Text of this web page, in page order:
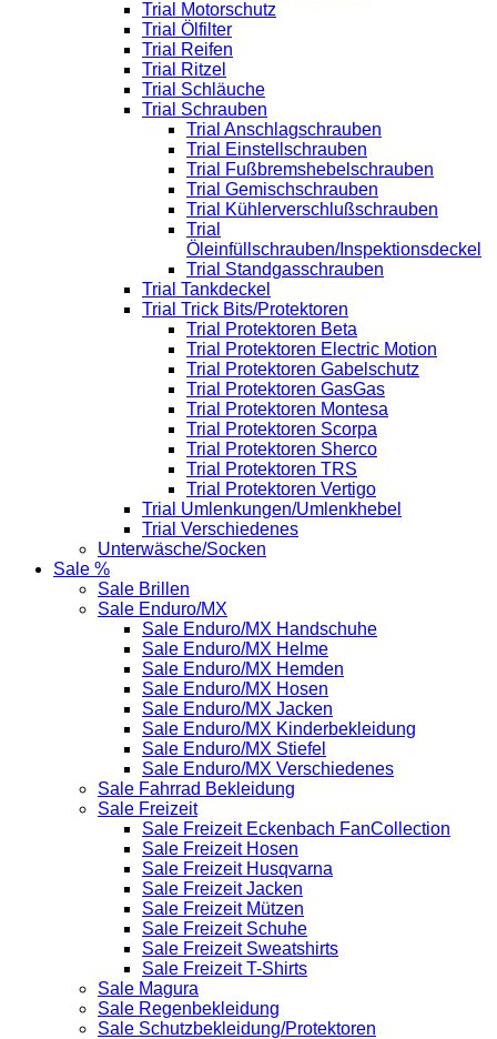
Trial Motorschutz
Trial Ölfilter
Trial Reifen
Trial Ritzel
Trial Schläuche
Trial Schrauben
Trial Anschlagschrauben
Trial Einstellschrauben
Trial Fußbremshebelschrauben
Trial Gemischschrauben
Trial Kühlerverschlußschrauben
Trial
Öleinfüllschrauben/Inspektionsdeckel
Trial Standgasschrauben
Trial Tankdeckel
Trial Trick Bits/Protektoren
Trial Protektoren Beta
Trial Protektoren Electric Motion
Trial Protektoren Gabelschutz
Trial Protektoren GasGas
Trial Protektoren Montesa
Trial Protektoren Scorpa
Trial Protektoren Sherco
Trial Protektoren TRS
Trial Protektoren Vertigo
Trial Umlenkungen/Umlenkhebel
Trial Verschiedenes
Unterwäsche/Socken
Sale %
Sale Brillen
Sale Enduro/MX
Sale Enduro/MX Handschuhe
Sale Enduro/MX Helme
Sale Enduro/MX Hemden
Sale Enduro/MX Hosen
Sale Enduro/MX Jacken
Sale Enduro/MX Kinderbekleidung
Sale Enduro/MX Stiefel
Sale Enduro/MX Verschiedenes
Sale Fahrrad Bekleidung
Sale Freizeit
Sale Freizeit Eckenbach FanCollection
Sale Freizeit Hosen
Sale Freizeit Husqvarna
Sale Freizeit Jacken
Sale Freizeit Mützen
Sale Freizeit Schuhe
Sale Freizeit Sweatshirts
Sale Freizeit T-Shirts
Sale Magura
Sale Regenbekleidung
Sale Schutzbekleidung/Protektoren